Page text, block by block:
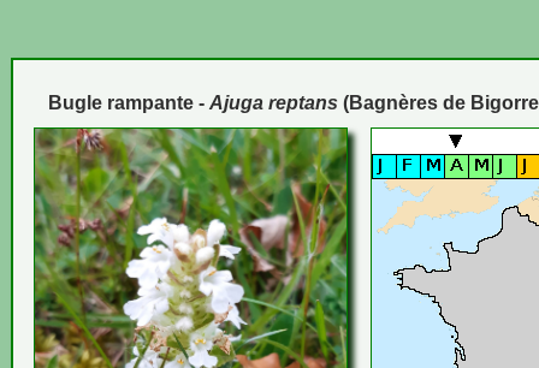
Bugle rampante -Ajuga reptans (Bagnères de Bigorre